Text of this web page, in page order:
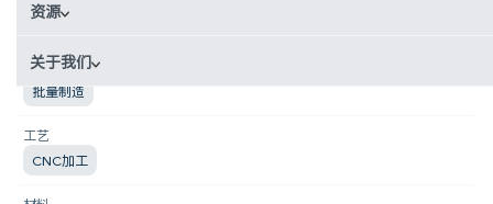
资源
关于我们
土耳其
使用场景
批量制造
工艺
CNC加工